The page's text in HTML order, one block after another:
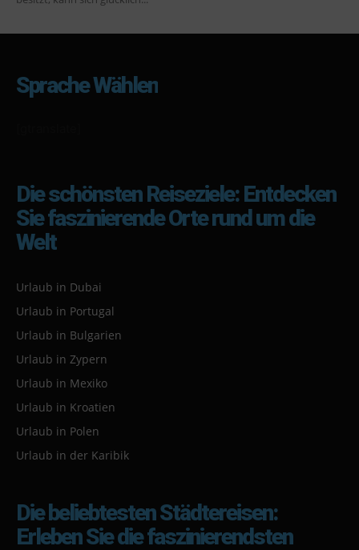
Sprache Wählen
Die schönsten Reiseziele: Entdecken
Sie faszinierende Orte rund um die
Welt
Urlaub in Dubai
Urlaub in Portugal
Urlaub in Bulgarien
Urlaub in Zypern
Urlaub in Mexiko
Urlaub in Kroatien
Urlaub in Polen
Urlaub in der Karibik
Die beliebtesten Städtereisen:
Erleben Sie die faszinierendsten